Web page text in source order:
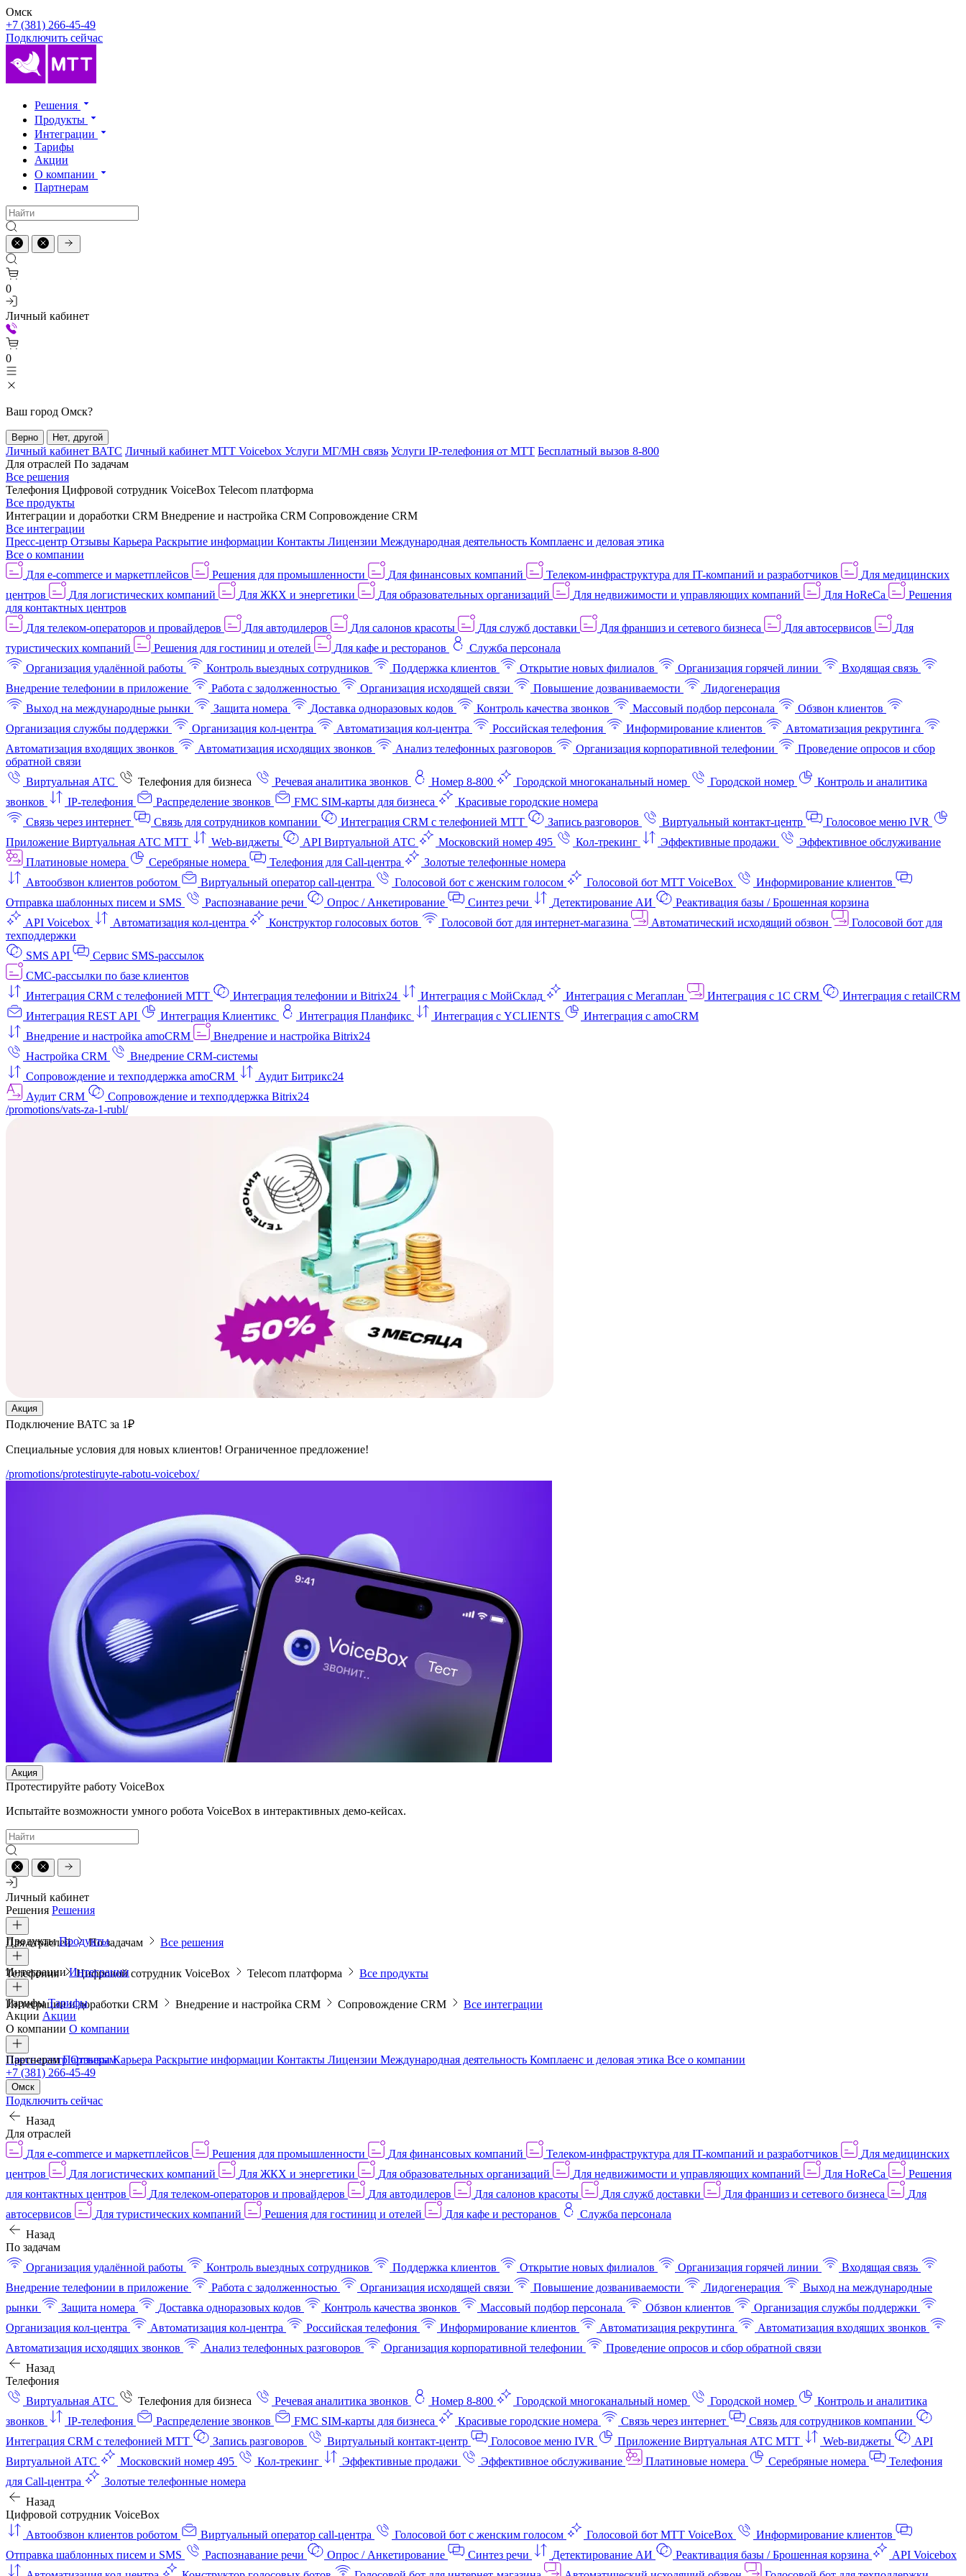
Омск
+7 (381) 266-45-49
Подключить сейчас
Решения
Продукты
Интеграции
Тарифы
Акции
О компании
Партнерам
0
Личный кабинет
0
Ваш город Омск?
Верно Нет, другой
Личный кабинет ВАТС Личный кабинет МТТ Voicebox Услуги МГ/МН связь Услуги IP-телефония от МТТ Бесплатный вызов 8-800
Для отраслей По задачам
Все решения
Телефония Цифровой сотрудник VoiceBox Telecom платформа
Все продукты
Интеграции и доработки CRM Внедрение и настройка CRM Сопровождение CRM
Все интеграции
Пресс-центр Отзывы Карьера Раскрытие информации Контакты Лицензии Международная деятельность Комплаенс и деловая этика
Все о компании
Для e-commerce и маркетплейсов
Решения для промышленности Для финансовых компаний Телеком-инфраструктура для IT-компаний и разработчиков
Для медицинских
центров
Для логистических компаний Для ЖКХ и энергетики Для образовательных организаций Для недвижимости и управляющих компаний Для HoReCa
Решения
для контактных центров
Для телеком-операторов и провайдеров
Для автодилеров Для салонов красоты Для служб доставки Для франшиз и сетевого бизнеса Для автосервисов
Для
туристических компаний
Решения для гостиниц и отелей Для кафе и ресторанов
Служба персонала
Организация удалённой работы
Контроль выездных сотрудников Поддержка клиентов Открытие новых филиалов Организация горячей линии
Входящая связь
Внедрение телефонии в приложение
Работа с задолженностью Организация исходящей связи Повышение дозваниваемости
Лидогенерация
Выход на международные рынки
Защита номера Доставка одноразовых кодов Контроль качества звонков Массовый подбор персонала
Обзвон клиентов
Организация службы поддержки
Организация кол-центра Автоматизация кол-центра Российская телефония Информирование клиентов
Автоматизация рекрутинга
Автоматизация входящих звонков
Автоматизация исходящих звонков Анализ телефонных разговоров Организация корпоративной телефонии
Проведение опросов и сбор
обратной связи
Виртуальная АТС
Телефония для бизнеса Речевая аналитика звонков Номер 8-800 Городской многоканальный номер Городской номер
Контроль и аналитика
звонков
IP-телефония Распределение звонков FMC SIM-карты для бизнеса
Красивые городские номера
Связь через интернет
Связь для сотрудников компании Интеграция CRM с телефонией МТТ Запись разговоров Виртуальный контакт‑центр
Голосовое меню IVR
Приложение Виртуальная АТС МТТ
Web-виджеты API Виртуальной АТС Московский номер 495 Кол-трекинг Эффективные продажи
Эффективное обслуживание
Платиновые номера
Серебряные номера Телефония для Call-центра
Золотые телефонные номера
Автообзвон клиентов роботом
Виртуальный оператор call-центра Голосовой бот с женским голосом Голосовой бот МТТ VoiceBox
Информирование клиентов
Отправка шаблонных писем и SMS
Распознавание речи Опрос / Анкетирование Синтез речи Детектирование АИ
Реактивация базы / Брошенная корзина
API Voicebox
Автоматизация кол‑центра Конструктор голосовых ботов Голосовой бот для интернет‑магазина Автоматический исходящий обзвон
Голосовой бот для
техподдержки
SMS API
Сервис SMS-рассылок
СМС-рассылки по базе клиентов
Интеграция CRM с телефонией МТТ
Интеграция телефонии и Bitrix24 Интеграция с МойСклад Интеграция с Мегаплан Интеграция с 1C CRM
Интеграция с retailCRM
Интеграция REST API
Интеграция Клиентикс Интеграция Планфикс Интеграция с YCLIENTS
Интеграция с amoCRM
Внедрение и настройка amoCRM
Внедрение и настройка Bitrix24
Настройка CRM
Внедрение CRM-системы
Сопровождение и техподдержка amoCRM
Аудит Битрикс24
Аудит CRM
Сопровождение и техподдержка Bitrix24
/promotions/vats-za-1-rubl/
Акция
Подключение ВАТС за 1₽
Специальные условия для новых клиентов! Ограниченное предложение!
/promotions/protestiruyte-rabotu-voicebox/
Акция
Протестируйте работу VoiceBox
Испытайте возможности умного робота VoiceBox в интерактивных демо-кейсах.
Личный кабинет
Решения Решения
Для отраслей По задачам Все решения
ПродуктыПродукты
Телефония Цифровой сотрудник VoiceBox Telecom платформа Все продукты
ИнтеграцииИнтеграции
Интеграции и доработки CRM Внедрение и настройка CRM Сопровождение CRM Все интеграции
ТарифыТарифы
Акции Акции
О компании О компании
Пресс-центрОтзывыКарьера Раскрытие информации Контакты Лицензии Международная деятельность Комплаенс и деловая этика Все о компании
ПартнерамПартнерам
+7 (381) 266-45-49
Омск
Подключить сейчас
Назад
Для отраслей
Для e-commerce и маркетплейсов
Решения для промышленности Для финансовых компаний Телеком-инфраструктура для IT-компаний и разработчиков
Для медицинских
центров
Для логистических компаний Для ЖКХ и энергетики Для образовательных организаций Для недвижимости и управляющих компаний Для HoReCa
Решения
для контактных центров
Для телеком-операторов и провайдеров Для автодилеров Для салонов красоты Для служб доставки Для франшиз и сетевого бизнеса
Для
автосервисов
Для туристических компаний Решения для гостиниц и отелей Для кафе и ресторанов
Служба персонала
Назад
По задачам
Организация удалённой работы
Контроль выездных сотрудников Поддержка клиентов Открытие новых филиалов Организация горячей линии
Входящая связь
Внедрение телефонии в приложение
Работа с задолженностью Организация исходящей связи Повышение дозваниваемости Лидогенерация
Выход на международные
рынки
Защита номера Доставка одноразовых кодов Контроль качества звонков Массовый подбор персонала Обзвон клиентов
Организация службы поддержки
Организация кол-центра
Автоматизация кол-центра Российская телефония Информирование клиентов Автоматизация рекрутинга
Автоматизация входящих звонков
Автоматизация исходящих звонков
Анализ телефонных разговоров Организация корпоративной телефонии
Проведение опросов и сбор обратной связи
Назад
Телефония
Виртуальная АТС
Телефония для бизнеса Речевая аналитика звонков Номер 8-800 Городской многоканальный номер Городской номер
Контроль и аналитика
звонков
IP-телефония Распределение звонков FMC SIM-карты для бизнеса Красивые городские номера Связь через интернет
Связь для сотрудников компании
Интеграция CRM с телефонией МТТ
Запись разговоров Виртуальный контакт‑центр Голосовое меню IVR Приложение Виртуальная АТС МТТ Web-виджеты
API
Виртуальной АТС
Московский номер 495 Кол-трекинг Эффективные продажи Эффективное обслуживание Платиновые номера Серебряные номера
Телефония
для Call-центра
Золотые телефонные номера
Назад
Цифровой сотрудник VoiceBox
Автообзвон клиентов роботом
Виртуальный оператор call-центра Голосовой бот с женским голосом Голосовой бот МТТ VoiceBox
Информирование клиентов
Отправка шаблонных писем и SMS
Распознавание речи Опрос / Анкетирование Синтез речи Детектирование АИ Реактивация базы / Брошенная корзина
API Voicebox